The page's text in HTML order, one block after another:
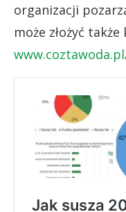
organizacji
może złożyć